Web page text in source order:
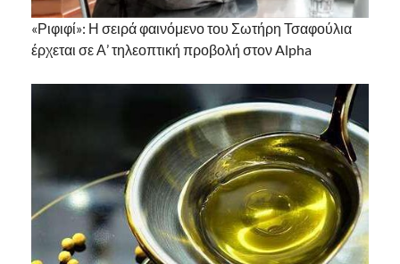
«Ριφιφί»: Η σειρά φαινόμενο του Σωτήρη Τσαφούλια
έρχεται σε Α’ τηλεοπτική προβολή στον Alpha